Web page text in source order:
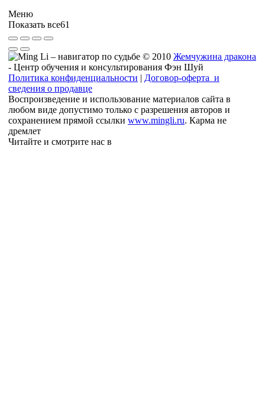
Меню
Показать все61
© 2010 Жемчужина дракона
- Центр обучения и консультирования Фэн Шуй
Политика конфиденциальности | Договор-оферта и
сведения о продавце
Воспроизведение и использование материалов сайта в
любом виде допустимо только с разрешения авторов и
сохранением прямой ссылки www.mingli.ru. Карма не
дремлет
Читайте и смотрите нас в